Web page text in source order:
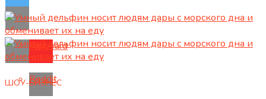
Flipboard
Reddit
ШОУ-БИЗНЕС